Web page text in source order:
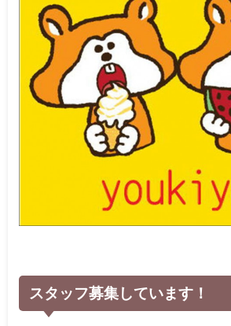
スタッフ募集しています！